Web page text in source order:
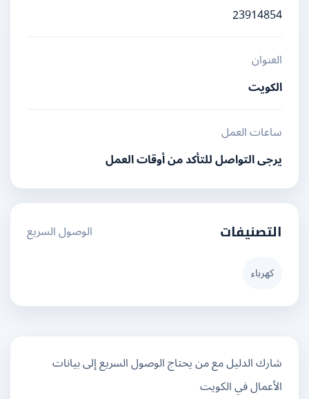
23914854
العنوان
الكويت
ساعات العمل
يرجى التواصل للتأكد من أوقات العمل
التصنيفات الوصول السريع
شارك الدليل مع من يحتاج الوصول السريع إلى بيانات
الأعمال في الكويت